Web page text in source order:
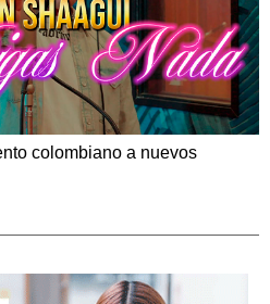
colombiano a nuevos